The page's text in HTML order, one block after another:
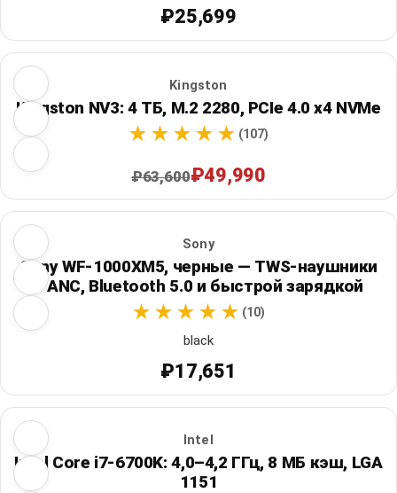
₽25,699
Kingston
Kingston NV3: 4 ТБ, M.2 2280, PCIe 4.0 x4 NVMe
(107)
₽63,600₽49,990
Sony
Sony WF-1000XM5, черные — TWS-наушники
с ANC, Bluetooth 5.0 и быстрой зарядкой
(10)
black
₽17,651
Intel
Intel Core i7-6700K: 4,0–4,2 ГГц, 8 МБ кэш, LGA
1151